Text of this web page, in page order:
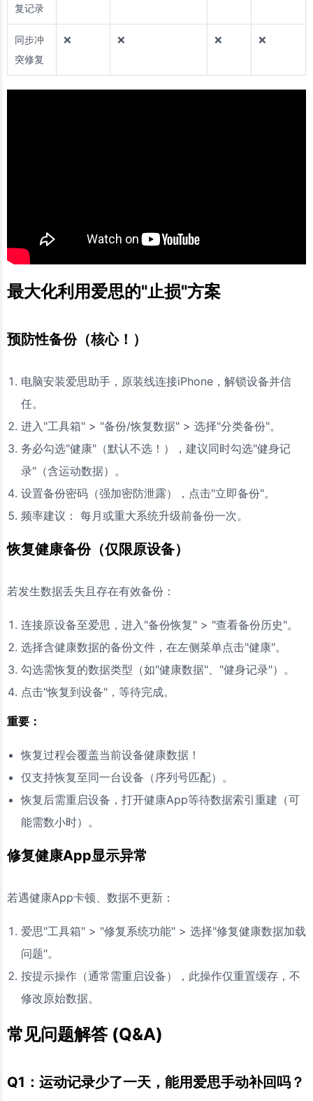
复记录
同步冲
突修复
❌ ❌ ❌ ❌
最大化利用爱思的"止损"方案
预防性备份（核心！）
电脑安装爱思助手，原装线连接iPhone，解锁设备并信
任。
进入"工具箱" > "备份/恢复数据" > 选择"分类备份"。
务必勾选"健康"（默认不选！），建议同时勾选"健身记
录"（含运动数据）。
设置备份密码（强加密防泄露），点击"立即备份"。
频率建议： 每月或重大系统升级前备份一次。
恢复健康备份（仅限原设备）
若发生数据丢失且存在有效备份：
连接原设备至爱思，进入"备份恢复" > "查看备份历史"。
选择含健康数据的备份文件，在左侧菜单点击"健康"。
勾选需恢复的数据类型（如"健康数据"、"健身记录"）。
点击"恢复到设备"，等待完成。
重要：
恢复过程会覆盖当前设备健康数据！
仅支持恢复至同一台设备（序列号匹配）。
恢复后需重启设备，打开健康App等待数据索引重建（可
能需数小时）。
修复健康App显示异常
若遇健康App卡顿、数据不更新：
爱思"工具箱" > "修复系统功能" > 选择"修复健康数据加载
问题"。
按提示操作（通常需重启设备），此操作仅重置缓存，不
修改原始数据。
常见问题解答 (Q&A)
Q1：运动记录少了一天，能用爱思手动补回吗？